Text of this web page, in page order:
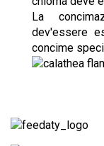
La
dev'essere
concime